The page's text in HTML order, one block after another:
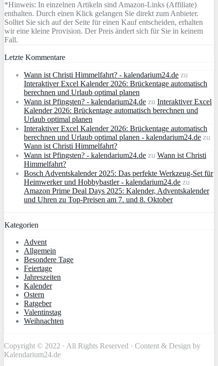
*Hinweis: In einzelnen Artikeln sind Amazon-Links (Affiliate)
enthalten. Durch einen Klick gelangen Sie direkt zum Anbieter.
Solltet Sie sich auf der Seite für einen Kauf entscheiden, erhalten
wir eine kleine Provision. Der Preis ändert sich für Sie in keinem
Fall.
Letzte Kommentare
Wann ist Christi Himmelfahrt? - kalendarium24.de zu
Interaktiver Excel Kalender 2026: Brückentage automatisch
berechnen und Urlaub optimal planen
Wann ist Pfingsten? - kalendarium24.de zu Interaktiver Excel
Kalender 2026: Brückentage automatisch berechnen und
Urlaub optimal planen
Interaktiver Excel Kalender 2026: Brückentage automatisch
berechnen und Urlaub optimal planen - kalendarium24.de zu
Wann ist Christi Himmelfahrt?
Wann ist Pfingsten? - kalendarium24.de zu Wann ist Christi
Himmelfahrt?
Bosch Adventskalender 2025: Das perfekte Werkzeug-Set für
Heimwerker und Hobbybastler - kalendarium24.de zu
Amazon Prime Deal Days 2025: Kalender, Adventskalender
und Uhren zu Top-Preisen am 7. und 8. Oktober
Kategorien
Advent
Allgemein
Besondere Tage
Feiertage
Jahreszeiten
Kalender
Ostern
Ratgeber
Valentinstag
Weihnachten
Copyright © 2022 · All Rights Reserved · Content & Design by
Kalendarium24.de